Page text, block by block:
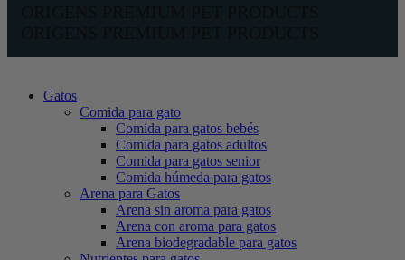
Gatos
Comida para gato
Comida para gatos bebés
Comida para gatos adultos
Comida para gatos senior
Comida húmeda para gatos
Arena para Gatos
Arena sin aroma para gatos
Arena con aroma para gatos
Arena biodegradable para gatos